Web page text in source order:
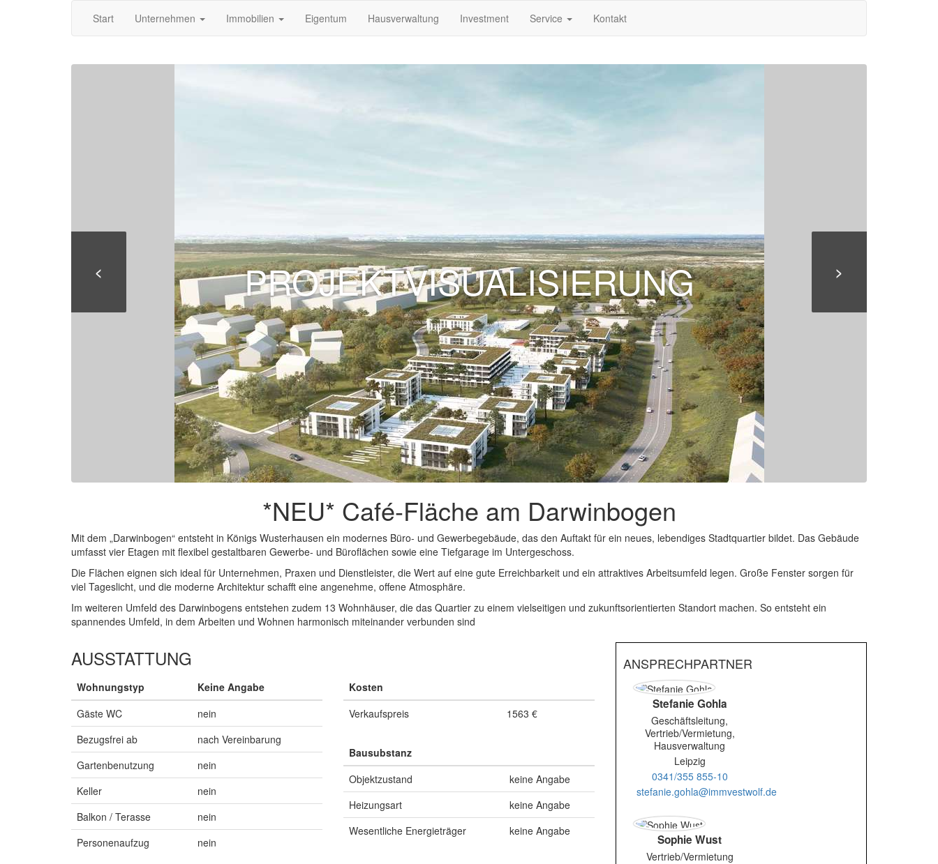
Start Unternehmen Immobilien Eigentum Hausverwaltung Investment Service Kontakt
>
< PROJEKTVISUALISIERUNG
*NEU* Café-Fläche am Darwinbogen
Mit dem „Darwinbogen“ entsteht in Königs Wusterhausen ein modernes Büro- und Gewerbegebäude, das den Auftakt für ein neues, lebendiges Stadtquartier bildet. Das Gebäude
umfasst vier Etagen mit flexibel gestaltbaren Gewerbe- und Büroflächen sowie eine Tiefgarage im Untergeschoss.
Die Flächen eignen sich ideal für Unternehmen, Praxen und Dienstleister, die Wert auf eine gute Erreichbarkeit und ein attraktives Arbeitsumfeld legen. Große Fenster sorgen für
viel Tageslicht, und die moderne Architektur schafft eine angenehme, offene Atmosphäre.
Im weiteren Umfeld des Darwinbogens entstehen zudem 13 Wohnhäuser, die das Quartier zu einem vielseitigen und zukunftsorientierten Standort machen. So entsteht ein
spannendes Umfeld, in dem Arbeiten und Wohnen harmonisch miteinander verbunden sind
AUSSTATTUNG
Wohnungstyp
Keine Angabe
Gäste WC
nein
Bezugsfrei ab
nach Vereinbarung
Gartenbenutzung
nein
Keller
nein
Balkon / Terasse
nein
Personenaufzug
nein
Kosten
Verkaufspreis
1563 €
Bausubstanz
Objektzustand
keine Angabe
Heizungsart
keine Angabe
Wesentliche Energieträger
keine Angabe
ANSPRECHPARTNER
Stefanie Gohla
Geschäftsleitung,
Vertrieb/Vermietung,
Hausverwaltung
Leipzig
0341/355 855-10
stefanie.gohla@immvestwolf.de
Sophie Wust
Vertrieb/Vermietung